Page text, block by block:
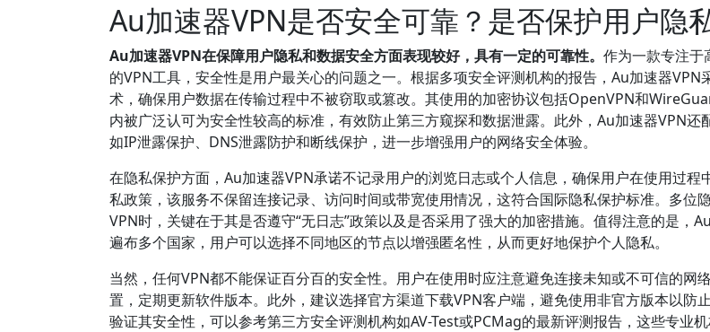
Au加速器VPN是否安全可靠？是否保护用户隐
Au加速器VPN在保障用户隐私和数据安全方面表现较好，具有一定的可靠性。 作为一款专注于
的VPN工具，安全性是用户最关心的问题之一。根据多项安全评测机构的报告，Au加速器VPN
术，确保用户数据在传输过程中不被窃取或篡改。其使用的加密协议包括OpenVPN和
内被广泛认可为安全性较高的标准，有效防止第三方窥探和数据泄露。此外，Au加速器VPN还
如IP泄露保护、DNS泄露防护和断线保护，进一步增强用户的网络安全体验。
在隐私保护方面，Au加速器VPN承诺不记录用户的浏览日志或个人信息，确保用户在使用过程
私政策，该服务不保留连接记录、访问时间或带宽使用情况，这符合国际隐私保护标准。多位
VPN时，关键在于其是否遵守“无日志”政策以及是否采用了强大的加密措施。值得注意的是，
遍布多个国家，用户可以选择不同地区的节点以增强匿名性，从而更好地保护个人隐私。
当然，任何VPN都不能保证百分百的安全性。用户在使用时应注意避免连接未知或不可信的网
置，定期更新软件版本。此外，建议选择官方渠道下载VPN客户端，避免使用非官方版本以防
验证其安全性，可以参考第三方安全评测机构如AV-Test或PCMag的最新评测报告，这些专业